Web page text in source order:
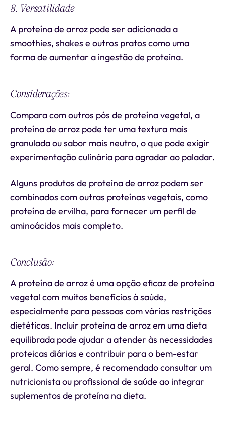
8. Versatilidade
A proteína de arroz pode ser adicionada a
smoothies, shakes e outros pratos como uma
forma de aumentar a ingestão de proteína.
Considerações:
Compara com outros pós de proteína vegetal, a
proteína de arroz pode ter uma textura mais
granulada ou sabor mais neutro, o que pode exigir
experimentação culinária para agradar ao paladar.
Alguns produtos de proteína de arroz podem ser
combinados com outras proteínas vegetais, como
proteína de ervilha, para fornecer um perfil de
aminoácidos mais completo.
Conclusão:
A proteína de arroz é uma opção eficaz de proteína
vegetal com muitos benefícios à saúde,
especialmente para pessoas com várias restrições
dietéticas. Incluir proteína de arroz em uma dieta
equilibrada pode ajudar a atender às necessidades
proteicas diárias e contribuir para o bem-estar
geral. Como sempre, é recomendado consultar um
nutricionista ou profissional de saúde ao integrar
suplementos de proteína na dieta.